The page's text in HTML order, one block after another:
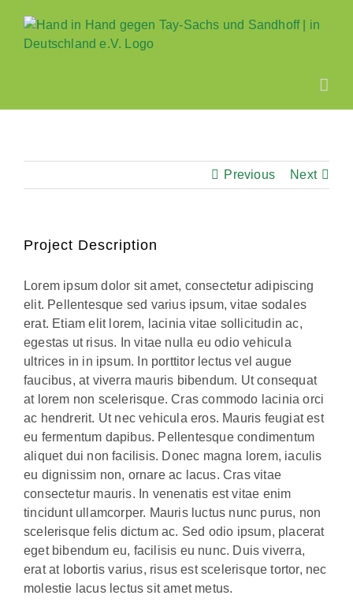
Inhalt
springen
Previous Next
Project Description
Lorem ipsum dolor sit amet, consectetur adipiscing
elit. Pellentesque sed varius ipsum, vitae sodales
erat. Etiam elit lorem, lacinia vitae sollicitudin ac,
egestas ut risus. In vitae nulla eu odio vehicula
ultrices in in ipsum. In porttitor lectus vel augue
faucibus, at viverra mauris bibendum. Ut consequat
at lorem non scelerisque. Cras commodo lacinia orci
ac hendrerit. Ut nec vehicula eros. Mauris feugiat est
eu fermentum dapibus. Pellentesque condimentum
aliquet dui non facilisis. Donec magna lorem, iaculis
eu dignissim non, ornare ac lacus. Cras vitae
consectetur mauris. In venenatis est vitae enim
tincidunt ullamcorper. Mauris luctus nunc purus, non
scelerisque felis dictum ac. Sed odio ipsum, placerat
eget bibendum eu, facilisis eu nunc. Duis viverra,
erat at lobortis varius, risus est scelerisque tortor, nec
molestie lacus lectus sit amet metus.